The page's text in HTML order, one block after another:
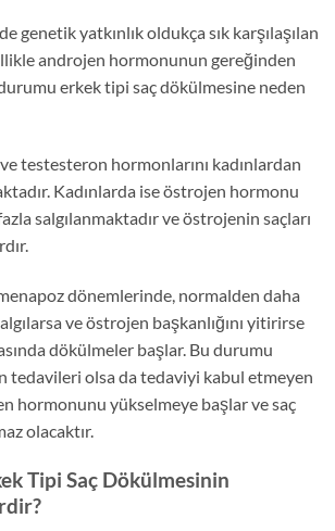
genetik yatkınlık oldukça sık karşılaşılan
androjen hormonunun gereğinden
durumu erkek tipi saç dökülmesine neden
testesteron hormonlarını kadınlardan
Kadınlarda ise östrojen hormonu
salgılanmaktadır ve östrojenin saçları
dönemlerinde, normalden daha
ve östrojen başkanlığını yitirirse
dökülmeler başlar. Bu durumu
tedavileri olsa da tedaviyi kabul etmeyen
hormonunu yükselmeye başlar ve saç
olacaktır.
Tipi Saç Dökülmesinin